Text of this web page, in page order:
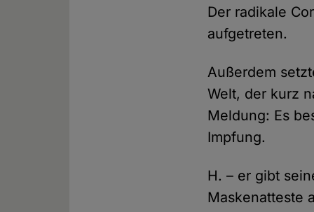
Der radikale
aufgetreten.
Außerdem
Welt, der kurz
Meldung: Es
Impfung.
H. – er gibt
Maskenatteste